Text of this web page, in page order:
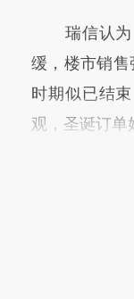
瑞信认为
缓，楼市销
时期似已结
观，圣诞订单